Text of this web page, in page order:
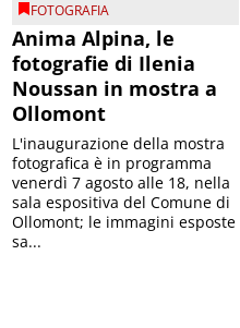
FOTOGRAFIA
Anima Alpina, le
fotografie di Ilenia
Noussan in mostra a
Ollomont
L'inaugurazione della mostra
fotografica è in programma
venerdì 7 agosto alle 18, nella
sala espositiva del Comune di
Ollomont; le immagini esposte
sa...